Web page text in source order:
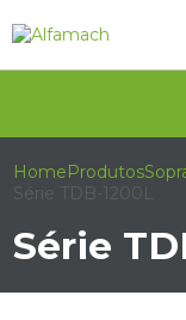
HomeProdutos
Série TDB-1200L
Série